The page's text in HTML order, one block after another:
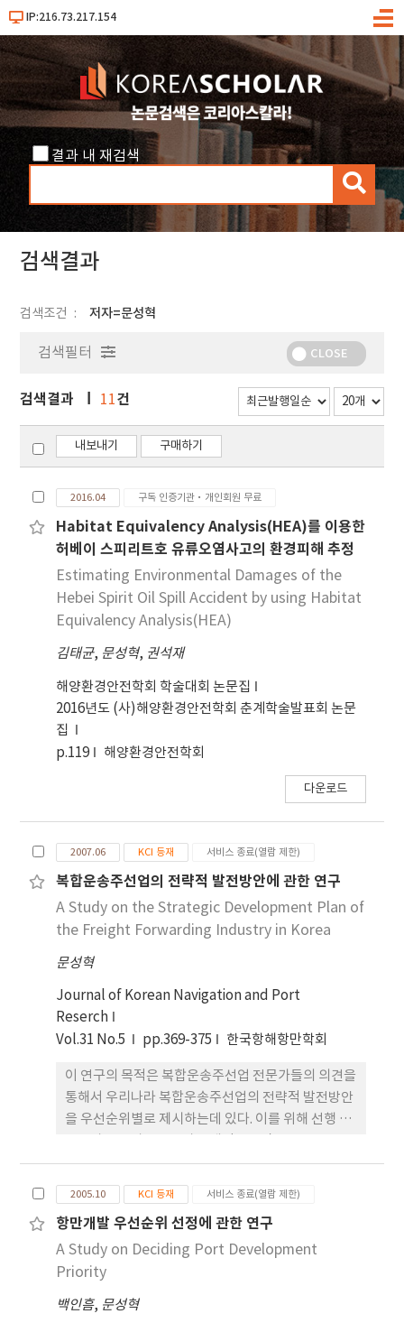
IP:216.73.217.154
메
결과 내 재검색
검
색
검색결과
검색조건 저자=문성혁
검색필터 CLOSE
검색결과 11건
내보내기 구매하기
2016.04 구독 인증기관·개인회원 무료
Habitat Equivalency Analysis(HEA)를 이용한
허베이 스피리트호 유류오염사고의 환경피해 추정
Estimating Environmental Damages of the
Hebei Spirit Oil Spill Accident by using Habitat
Equivalency Analysis(HEA)
김태균, 문성혁, 권석재
해양환경안전학회 학술대회 논문집
2016년도 (사)해양환경안전학회 춘계학술발표회 논문
집
p.119
해양환경안전학회
다운로드
2007.06 KCI 등재 서비스 종료(열람 제한)
복합운송주선업의 전략적 발전방안에 관한 연구
A Study on the Strategic Development Plan of
the Freight Forwarding Industry in Korea
문성혁
Journal of Korean Navigation and Port
Reserch
Vol.31 No.5
pp.369-375 한국항해항만학회
이 연구의 목적은 복합운송주선업 전문가들의 의견을
통해서 우리나라 복합운송주선업의 전략적 발전방안
을 우선순위별로 제시하는데 있다. 이를 위해 선행 연
(brainstorming)을 수행하여 20개의 세부평가요인
을 도출하여 SWOT Matrix를 작성하고 3개 계층으
로 계층분석구조를 구축했다. SWOT/AHP기법을 통
해 이러한 계층구조를 분석한 결과 각 계층의 상대적
중요도와 SWOT그룹별 세부요인들의 최종 우선순위
를 도출하였다. 그리고 분석결과를 토대로 우리나라
제시하였다.
2005.10 KCI 등재 서비스 종료(열람 제한)
항만개발 우선순위 선정에 관한 연구
A Study on Deciding Port Development
Priority
백인흠, 문성혁